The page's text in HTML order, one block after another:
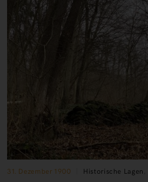
31. Dezember 1900 Historische Lagen